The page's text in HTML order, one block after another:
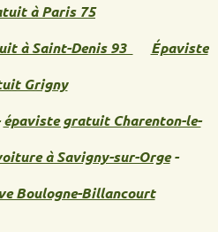
à Paris 75
à Saint-Denis 93
Épaviste
Grigny
épaviste gratuit Charenton-le-
à Savigny-sur-Orge-
Boulogne-Billancourt